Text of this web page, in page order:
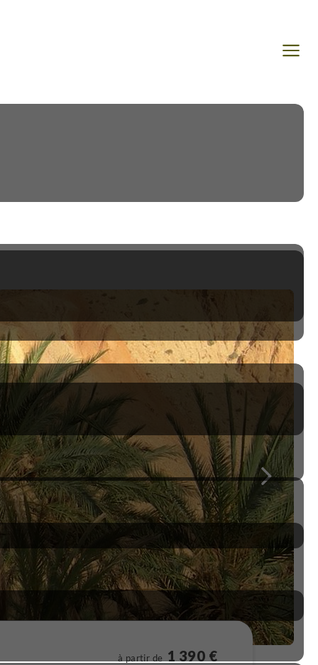
à partir de 1 390 €